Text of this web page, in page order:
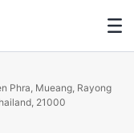
Phra, Mueang, Rayong
21000